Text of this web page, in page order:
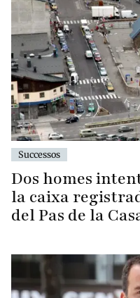
Successos
Dos homes
la caixa
del Pas de la